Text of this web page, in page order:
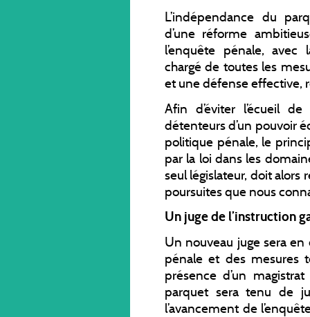
L’indépendance du
d’une réforme
l’enquête pénale, avec
chargé de toutes les
et une défense effective,
Afin d’éviter l’écueil
détenteurs d’un pouvoir
politique pénale, le
par la loi dans les
seul législateur, doit alors
poursuites que nous
Un juge de l’instruction
Un nouveau juge sera
pénale et des mesures
présence d’un
parquet sera tenu de
l’avancement de